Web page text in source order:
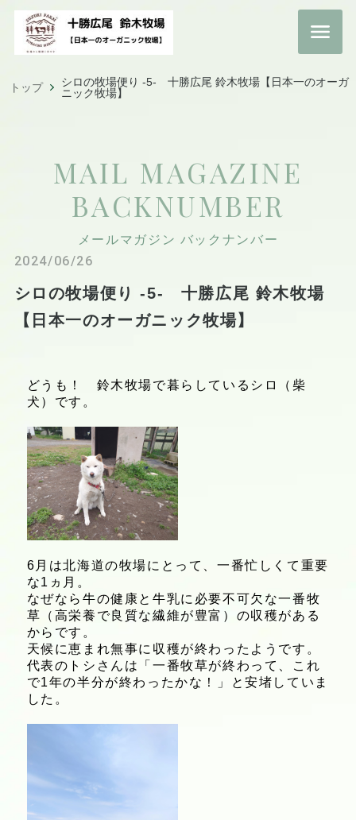
トップ
シロの牧場便り -5- 十勝広尾 鈴木牧場【日本一のオーガ
ニック牧場】
MAIL MAGAZINE
BACKNUMBER
メールマガジン バックナンバー
2024/06/26
シロの牧場便り -5- 十勝広尾 鈴木牧場
【日本一のオーガニック牧場】
どうも！ 鈴木牧場で暮らしているシロ（柴
犬）です。
6月は北海道の牧場にとって、一番忙しくて重要
な1ヵ月。
なぜなら牛の健康と牛乳に必要不可欠な一番牧
草（高栄養で良質な繊維が豊富）の収穫がある
からです。
天候に恵まれ無事に収穫が終わったようです。
代表のトシさんは「一番牧草が終わって、これ
で1年の半分が終わったかな！」と安堵していま
した。